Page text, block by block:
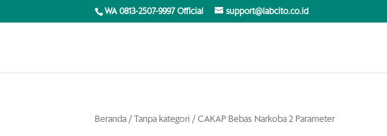
WA 0813-2507-9997 Official support@labcito.co.id
Beranda /Tanpa kategori / CAKAP Bebas Narkoba 2 Parameter